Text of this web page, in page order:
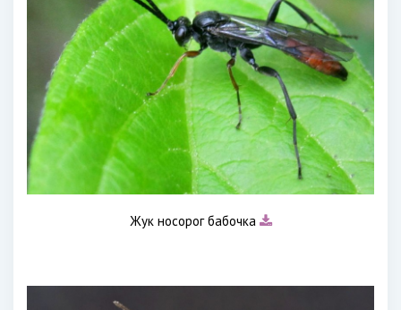
Жук носорог бабочка